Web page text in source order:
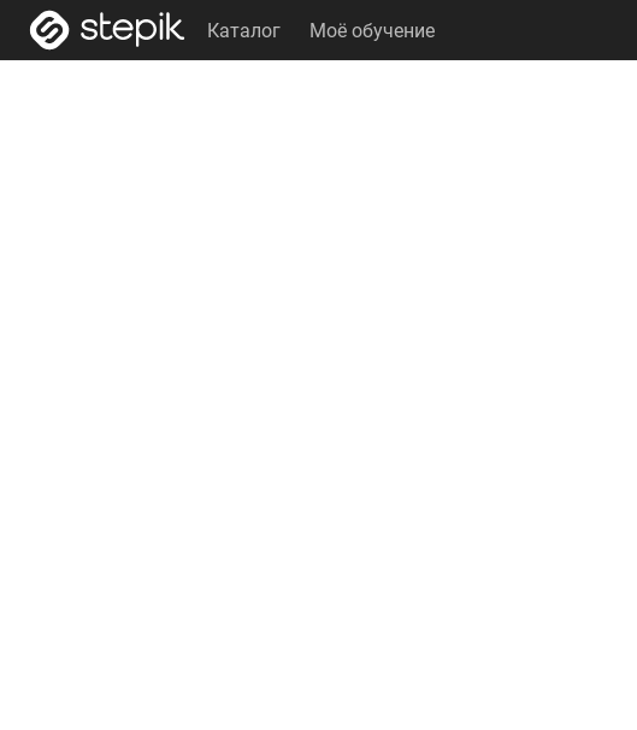
Каталог Моё обучение